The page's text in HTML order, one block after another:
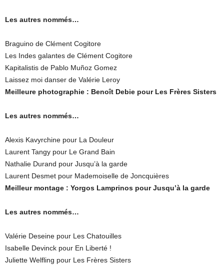
Les autres nommés…
Braguino de Clément Cogitore
Les Indes galantes de Clément Cogitore
Kapitalistis de Pablo Muñoz Gomez
Laissez moi danser de Valérie Leroy
Meilleure photographie : Benoît Debie pour Les Frères Sisters
Les autres nommés…
Alexis Kavyrchine pour La Douleur
Laurent Tangy pour Le Grand Bain
Nathalie Durand pour Jusqu’à la garde
Laurent Desmet pour Mademoiselle de Joncquières
Meilleur montage : Yorgos Lamprinos pour Jusqu’à la garde
Les autres nommés…
Valérie Deseine pour Les Chatouilles
Isabelle Devinck pour En Liberté !
Juliette Welfling pour Les Frères Sisters